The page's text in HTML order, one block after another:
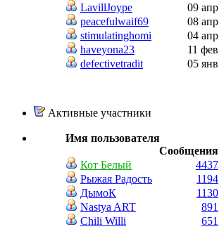
LavillJoype
09 апр
peacefulwaif69
08 апр
stimulatinghomi
04 апр
haveyona23
11 фев
defectivetradit
05 янв
Активные участники
Имя пользователя
Сообщения
Кот Белый
4437
Рыжая Радость
1194
ДымоК
1130
Nastya ART
891
Chili Willi
651